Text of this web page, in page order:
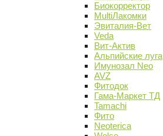
Биокорректор
MultiЛакомки
Эвиталия-Вет
Veda
Вит-Актив
Альпийские луга
Имунозал Neo
AVZ
Фитодок
Гама-Маркет ТД
Tamachi
Фито
Neoterica